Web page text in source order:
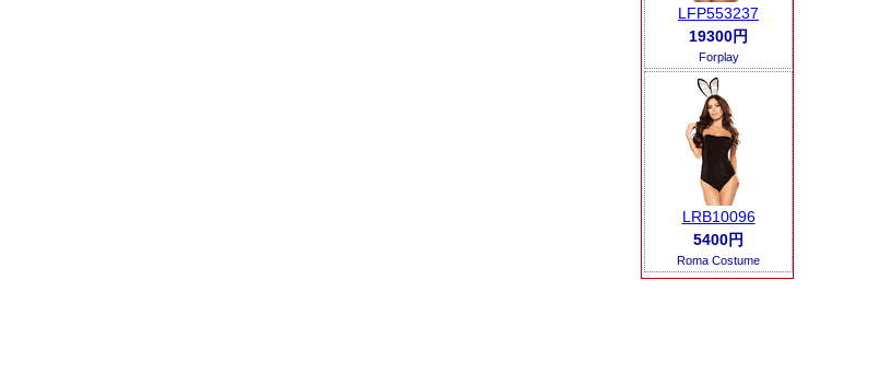
LFP553237
19300円
Forplay
LRB10096
5400円
Roma Costume